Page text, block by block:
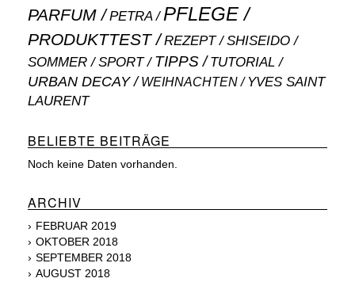
PARFUM PETRA PFLEGE
PRODUKTTEST REZEPT SHISEIDO
SOMMER SPORT TIPPS TUTORIAL
URBAN DECAY WEIHNACHTEN
YVES SAINT
LAURENT
BELIEBTE BEITRÄGE
Noch keine Daten vorhanden.
ARCHIV
FEBRUAR 2019
OKTOBER 2018
SEPTEMBER 2018
AUGUST 2018